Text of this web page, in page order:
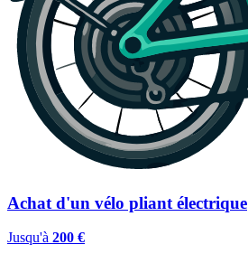
Achat d'un vélo pliant électrique
Jusqu'à 200 €